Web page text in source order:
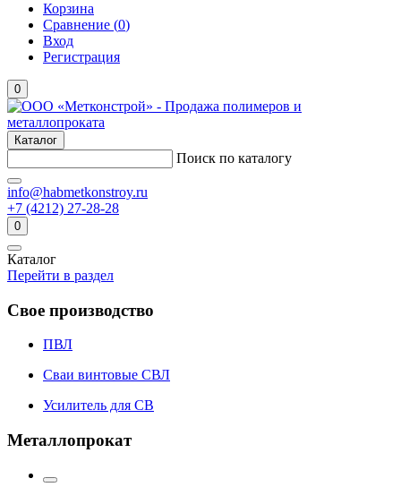
Корзина
Сравнение (0)
Вход
Регистрация
0
Каталог
Поиск по каталогу
info@habmetkonstroy.ru
+7 (4212) 27-28-28
0
Каталог
Перейти в раздел
Свое производство
ПВЛ
Сваи винтовые СВЛ
Усилитель для СВ
Металлопрокат